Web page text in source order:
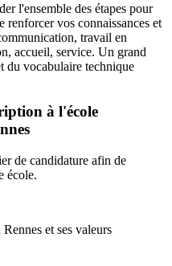
l'ensemble des étapes pour
vos connaissances et
travail en
accueil, service. Un grand
du vocabulaire technique
à l'école
de candidature afin de
école.
et ses valeurs